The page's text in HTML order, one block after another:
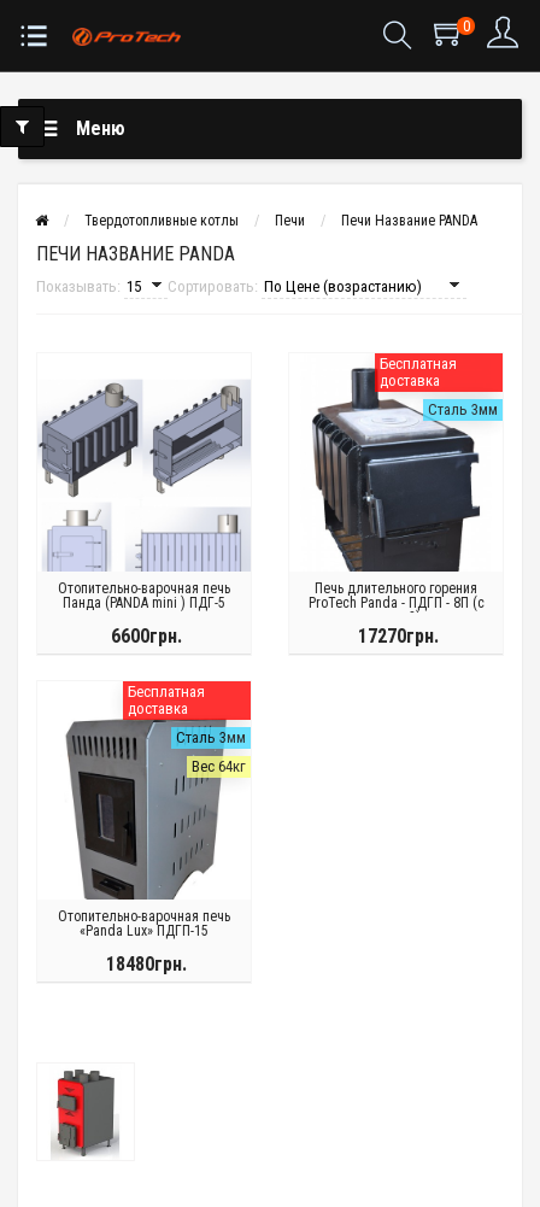
0
Меню
Твердотопливные котлы Печи Печи Название PANDA
ПЕЧИ НАЗВАНИЕ PANDA
Показывать: Сортировать:
Отопительно-варочная печь
Панда (PANDA mini ) ПДГ-5
6600грн.
Бесплатная
доставка
Сталь 3мм
Печь длительного горения
ProTech Panda - ПДГП - 8П (с
плитой)
17270грн.
Бесплатная
доставка
Сталь 3мм
Вес 64кг
Отопительно-варочная печь
«Panda Lux» ПДГП-15
18480грн.